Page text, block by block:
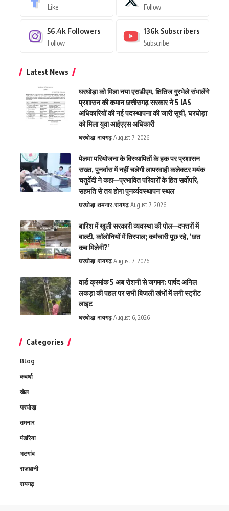
Like Follow
56.4k Followers
Follow
136k Subscribers
Subscribe
Latest News
घरघोड़ा को मिला नया एसडीएम, क्षितिज गुरभेले संभालेंगे
प्रशासन की कमान छत्तीसगढ़ सरकार ने 5 IAS
अधिकारियों की नई पदस्थापना की जारी सूची, घरघोड़ा
को मिला युवा आईएएस अधिकारी
घरघोडा़ रायगढ़ August 7, 2026
पेलमा परियोजना के विस्थापितों के हक पर प्रशासन
सख्त, पुनर्वास में नहीं चलेगी लापरवाही कलेक्टर मयंक
चतुर्वेदी ने कहा—प्रभावित परिवारों के हित सर्वोपरि,
सहमति से तय होगा पुनर्व्यवस्थापन स्थल
घरघोडा़ तमनार रायगढ़ August 7, 2026
बारिश में खुली सरकारी व्यवस्था की पोल—दफ्तरों में
बाल्टी, कॉलोनियों में तिरपाल; कर्मचारी पूछ रहे, ‘छत
कब मिलेगी?’
घरघोडा़ रायगढ़ August 7, 2026
वार्ड क्रमांक 5 अब रोशनी से जगमग: पार्षद अनिल
लकड़ा की पहल पर सभी बिजली खंभों में लगी स्ट्रीट
लाइट
घरघोडा़ रायगढ़ August 6, 2026
Categories
Blog
कवर्धा
खेल
घरघोडा़
तमनार
पंडरिया
भटगांव
राजधानी
रायगढ़